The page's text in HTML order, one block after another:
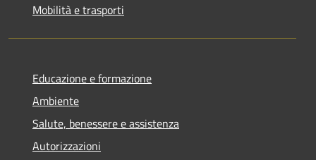
Mobilità e trasporti
Educazione e formazione
Ambiente
Salute, benessere e assistenza
Autorizzazioni